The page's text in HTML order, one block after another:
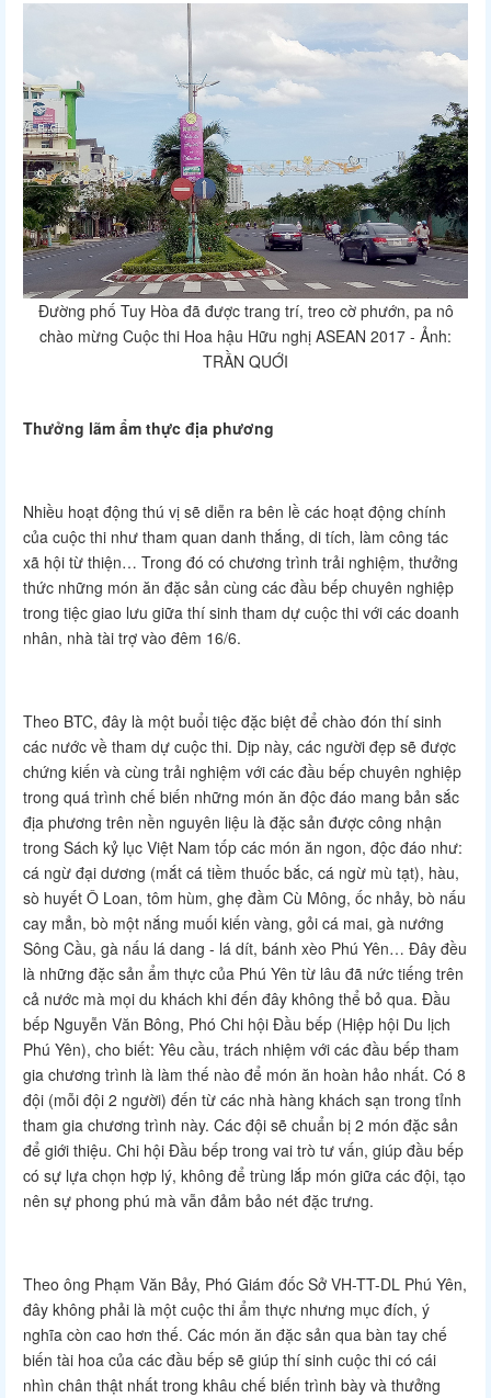
Đường phố Tuy Hòa đã được trang trí, treo cờ phướn, pa nô
chào mừng Cuộc thi Hoa hậu Hữu nghị ASEAN 2017 - Ảnh:
TRẦN QUỚI
Thưởng lãm ẩm thực địa phương
Nhiều hoạt động thú vị sẽ diễn ra bên lề các hoạt động chính
của cuộc thi như tham quan danh thắng, di tích, làm công tác
xã hội từ thiện… Trong đó có chương trình trải nghiệm, thưởng
thức những món ăn đặc sản cùng các đầu bếp chuyên nghiệp
trong tiệc giao lưu giữa thí sinh tham dự cuộc thi với các doanh
nhân, nhà tài trợ vào đêm 16/6.
Theo BTC, đây là một buổi tiệc đặc biệt để chào đón thí sinh
các nước về tham dự cuộc thi. Dịp này, các người đẹp sẽ được
chứng kiến và cùng trải nghiệm với các đầu bếp chuyên nghiệp
trong quá trình chế biến những món ăn độc đáo mang bản sắc
địa phương trên nền nguyên liệu là đặc sản được công nhận
trong Sách kỷ lục Việt Nam tốp các món ăn ngon, độc đáo như:
cá ngừ đại dương (mắt cá tiềm thuốc bắc, cá ngừ mù tạt), hàu,
sò huyết Ô Loan, tôm hùm, ghẹ đầm Cù Mông, ốc nhảy, bò nấu
cay mẳn, bò một nắng muối kiến vàng, gỏi cá mai, gà nướng
Sông Cầu, gà nấu lá dang - lá dít, bánh xèo Phú Yên… Đây đều
là những đặc sản ẩm thực của Phú Yên từ lâu đã nức tiếng trên
cả nước mà mọi du khách khi đến đây không thể bỏ qua. Đầu
bếp Nguyễn Văn Bông, Phó Chi hội Đầu bếp (Hiệp hội Du lịch
Phú Yên), cho biết: Yêu cầu, trách nhiệm với các đầu bếp tham
gia chương trình là làm thế nào để món ăn hoàn hảo nhất. Có 8
đội (mỗi đội 2 người) đến từ các nhà hàng khách sạn trong tỉnh
tham gia chương trình này. Các đội sẽ chuẩn bị 2 món đặc sản
để giới thiệu. Chi hội Đầu bếp trong vai trò tư vấn, giúp đầu bếp
có sự lựa chọn hợp lý, không để trùng lắp món giữa các đội, tạo
nên sự phong phú mà vẫn đảm bảo nét đặc trưng.
Theo ông Phạm Văn Bảy, Phó Giám đốc Sở VH-TT-DL Phú Yên,
đây không phải là một cuộc thi ẩm thực nhưng mục đích, ý
nghĩa còn cao hơn thế. Các món ăn đặc sản qua bàn tay chế
biến tài hoa của các đầu bếp sẽ giúp thí sinh cuộc thi có cái
nhìn chân thật nhất trong khâu chế biến trình bày và thưởng